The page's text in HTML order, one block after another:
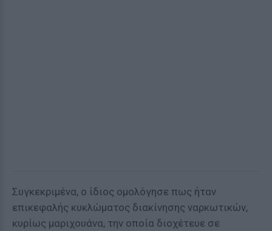
Συγκεκριμένα, ο ίδιος ομολόγησε πως ήταν
επικεφαλής κυκλώματος διακίνησης ναρκωτικών,
κυρίως μαριχουάνα, την οποία διοχέτευε σε